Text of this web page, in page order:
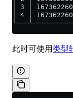
│ 3 │
│ 4 │
此时可使用类型